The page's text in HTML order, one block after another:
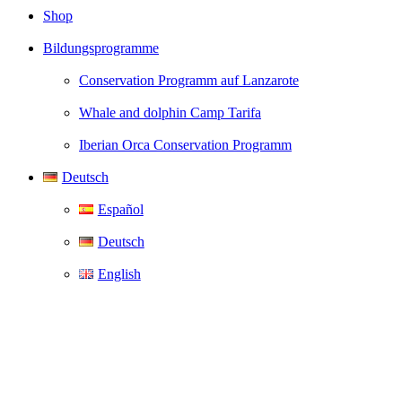
Shop
Bildungsprogramme
Conservation Programm auf Lanzarote
Whale and dolphin Camp Tarifa
Iberian Orca Conservation Programm
Deutsch
Español
Deutsch
English